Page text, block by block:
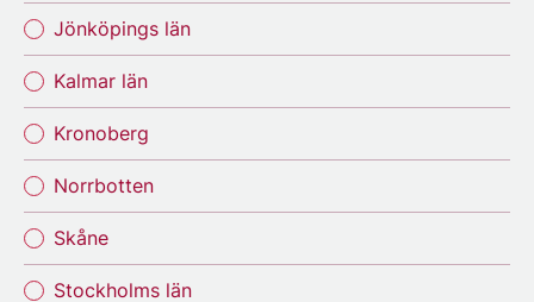
Jönköpings län
Kalmar län
Kronoberg
Norrbotten
Skåne
Stockholms län